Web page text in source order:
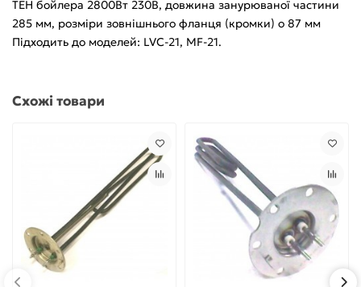
ТЕН бойлера 2800Вт 230В, довжина занурюваної частини
285 мм, розміри зовнішнього фланця (кромки) o 87 мм
Підходить до моделей: LVC-21, MF-21.
Схожі товари